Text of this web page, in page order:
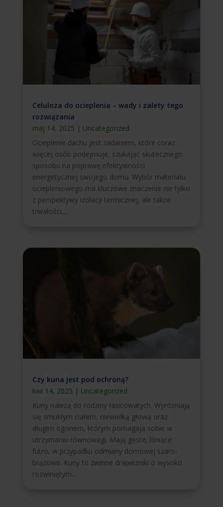
Celuloza do ocieplenia – wady i zalety tego
rozwiązania
maj 14, 2025 | Uncategorized
Ocieplenie dachu jest zadaniem, które coraz
więcej osób podejmuje, szukając skutecznego
sposobu na poprawę efektywności
energetycznej swojego domu. Wybór materiału
ociepleniowego ma kluczowe znaczenie nie tylko
z perspektywy izolacji termicznej, ale także
trwałości,...
Czy kuna jest pod ochroną?
kwi 14, 2025 | Uncategorized
Kuny należą do rodziny łasicowatych. Wyróżniają
się smukłym ciałem, niewielką głową oraz
długim ogonem, którym pomagają sobie w
utrzymaniu równowagi. Mają gęste, lśniące
futro, w przypadku odmiany domowej szaro-
brązowe. Kuny to zwinne drapieżniki o wysoko
rozwiniętym...